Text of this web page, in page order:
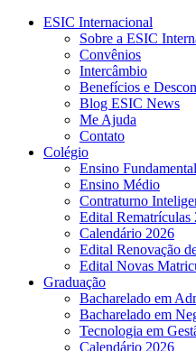
ESIC Internacional
Sobre a ESIC
Convênios
Intercâmbio
Benefícios e
Blog ESIC News
Me Ajuda
Contato
Colégio
Ensino Fundamental
Ensino Médio
Contraturno
Edital Rematrículas
Calendário 2026
Edital Renovação
Edital Novas
Graduação
Bacharelado em
Bacharelado em
Tecnologia em
Calendário 2026